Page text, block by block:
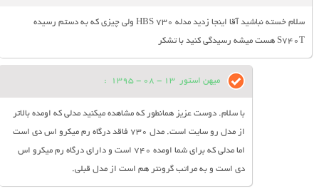
سلام خسته نباشید آقا اینجا زدید مدله HBS 730 ولی چیزی که به دستم رسیده
S740T هست میشه رسیدگی کنید با تشکر
میهن استور 13 - 08 - 1395
:
با سلام. دوست عزیز همانطور که مشاهده میکنید مدلی که اومده بالاتر
از مدل رو سایت است. مدل 730 فاقد درگاه رم میکرو اس دی است
اما مدلی که برای شما اومده 740 است و دارای درگاه رم میکرو اس
دی است و به مراتب گرونتر هم است از مدل قبلی.